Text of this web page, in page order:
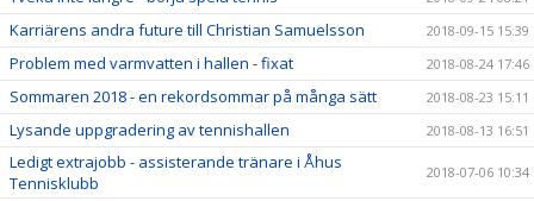
Karriärens andra future till Christian Samuelsson 2018-09-15 15:39
Problem med varmvatten i hallen - fixat 2018-08-24 17:46
Sommaren 2018 - en rekordsommar på många sätt 2018-08-23 15:11
Lysande uppgradering av tennishallen 2018-08-13 16:51
Ledigt extrajobb - assisterande tränare i Åhus
Tennisklubb
2018-07-06 10:34